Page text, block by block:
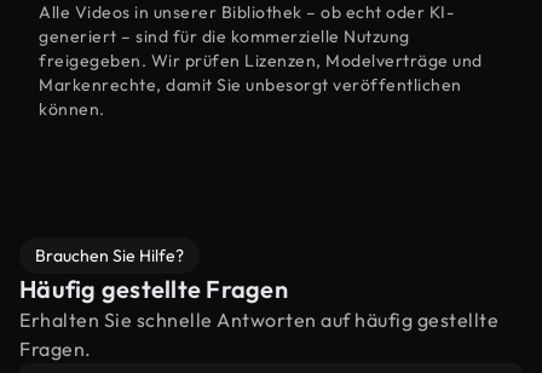
Alle Videos in unserer Bibliothek – ob echt oder KI-
generiert – sind für die kommerzielle Nutzung
freigegeben. Wir prüfen Lizenzen, Modelverträge und
Markenrechte, damit Sie unbesorgt veröffentlichen
können.
Brauchen Sie Hilfe?
Häufig gestellte Fragen
Erhalten Sie schnelle Antworten auf häufig gestellte
Fragen.